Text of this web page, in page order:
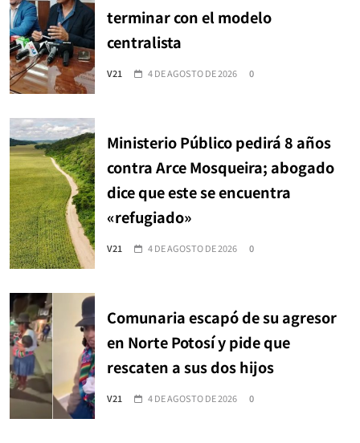
terminar con el modelo
centralista
V21 4 DE AGOSTO DE 2026 0
Ministerio Público pedirá 8 años
contra Arce Mosqueira; abogado
dice que este se encuentra
«refugiado»
V21 4 DE AGOSTO DE 2026 0
Comunaria escapó de su agresor
en Norte Potosí y pide que
rescaten a sus dos hijos
V21 4 DE AGOSTO DE 2026 0